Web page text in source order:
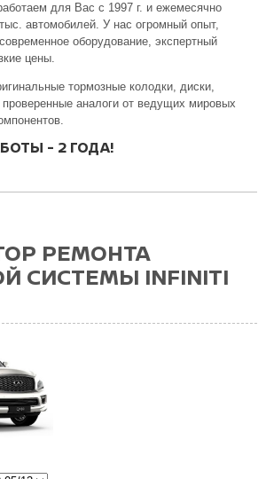
для Вас с 1997 г. и ежемесячно
автомобилей. У нас огромный опыт,
оборудование, экспертный
цены.
тормозные колодки, диски,
аналоги от ведущих мировых
- 2 ГОДА!
РЕМОНТА
СИСТЕМЫ INFINITI